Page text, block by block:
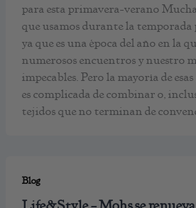
para esta primavera-verano
que usamos durante la
ya que es una época del año en la
numerosos encuentros y nuestro
impecables. Pero la mayoría de
es complicada de combinar o,
tejidos que no terminan de
Blog